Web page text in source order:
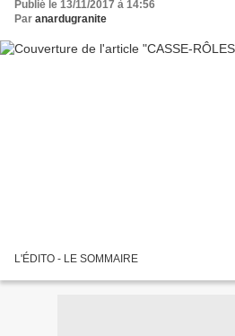
Publié le 13/11/2017 à 14:56
Par anardugranite
L'ÉDITO - LE SOMMAIRE